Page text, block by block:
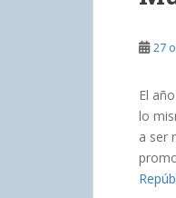
27
El
lo
a ser